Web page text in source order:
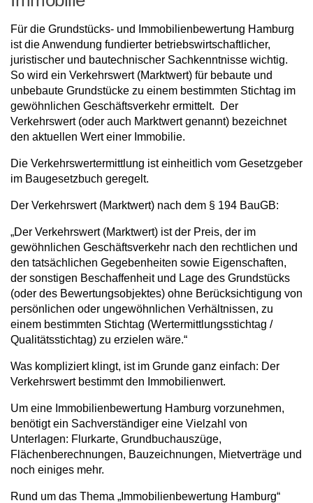
Für die Grundstücks- und Immobilienbewertung Hamburg
ist die Anwendung fundierter betriebswirtschaftlicher,
juristischer und bautechnischer Sachkenntnisse wichtig.
So wird ein Verkehrswert (Marktwert) für bebaute und
unbebaute Grundstücke zu einem bestimmten Stichtag im
gewöhnlichen Geschäftsverkehr ermittelt. Der
Verkehrswert (oder auch Marktwert genannt) bezeichnet
den aktuellen Wert einer Immobilie.
Die Verkehrswertermittlung ist einheitlich vom Gesetzgeber
im Baugesetzbuch geregelt.
Der Verkehrswert (Marktwert) nach dem § 194 BauGB:
„Der Verkehrswert (Marktwert) ist der Preis, der im
gewöhnlichen Geschäftsverkehr nach den rechtlichen und
den tatsächlichen Gegebenheiten sowie Eigenschaften,
der sonstigen Beschaffenheit und Lage des Grundstücks
(oder des Bewertungsobjektes) ohne Berücksichtigung von
persönlichen oder ungewöhnlichen Verhältnissen, zu
einem bestimmten Stichtag (Wertermittlungsstichtag /
Qualitätsstichtag) zu erzielen wäre.“
Was kompliziert klingt, ist im Grunde ganz einfach: Der
Verkehrswert bestimmt den Immobilienwert.
Um eine Immobilienbewertung Hamburg vorzunehmen,
benötigt ein Sachverständiger eine Vielzahl von
Unterlagen: Flurkarte, Grundbuchauszüge,
Flächenberechnungen, Bauzeichnungen, Mietverträge und
noch einiges mehr.
Rund um das Thema „Immobilienbewertung Hamburg“